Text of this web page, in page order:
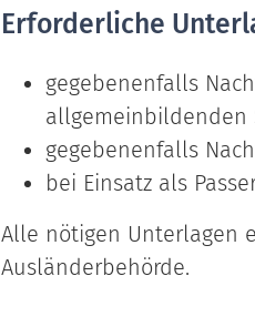
Erforderliche
gegebenenfalls
allgemeinbildenden
gegebenenfalls
bei Einsatz als
Alle nötigen Unterlagen
Ausländerbehörde.